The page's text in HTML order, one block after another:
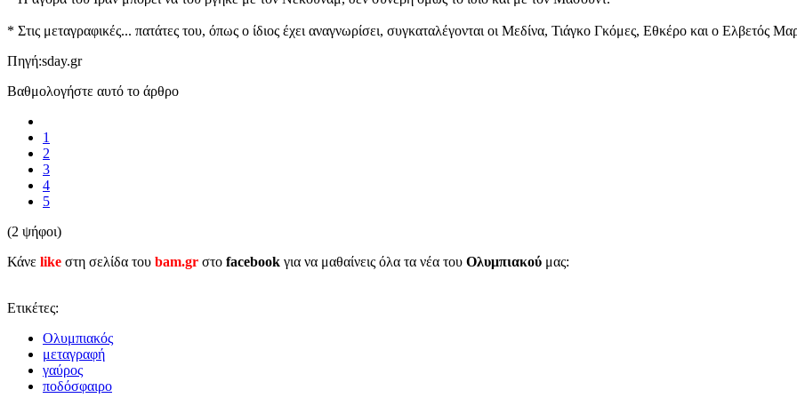
* Στις μεταγραφικές... πατάτες του, όπως ο ίδιος έχει αναγνωρίσει, συγκαταλέγονται οι Μεδίνα, Τιάγκο Γκόμες, Εθκέρο και ο Ελβετός
Πηγή:sday.gr
Βαθμολογήστε αυτό το άρθρο
1
2
3
4
5
(2 ψήφοι)
Κάνε like στη σελίδα του bam.gr στο facebook για να μαθαίνεις όλα τα νέα του Ολυμπιακού μας:
Ετικέτες:
Ολυμπιακός
μεταγραφή
γαύρος
ποδόσφαιρο